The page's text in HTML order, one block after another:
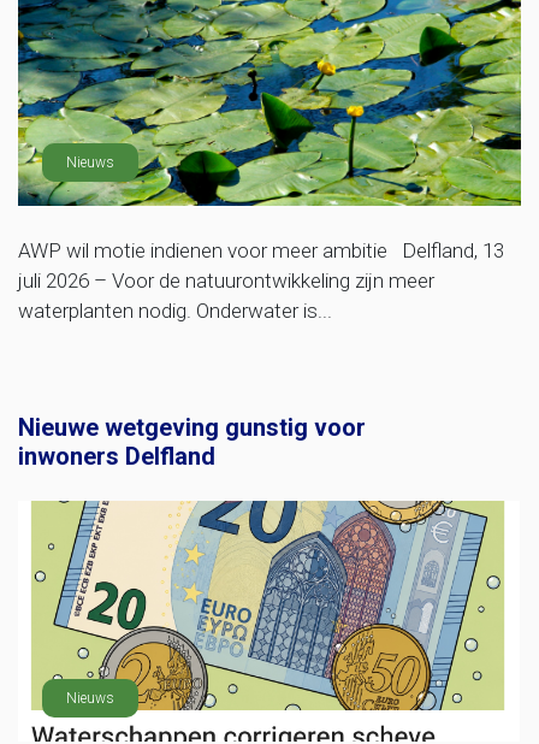
Nieuws
AWP wil motie indienen voor meer ambitie Delfland, 13
juli 2026 – Voor de natuurontwikkeling zijn meer
waterplanten nodig. Onderwater is...
Nieuwe wetgeving gunstig voor
inwoners Delfland
Nieuws